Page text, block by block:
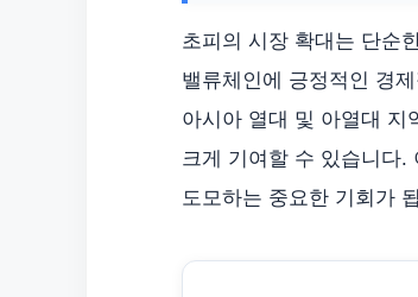
초피의 시장 확대는 단순
밸류체인에 긍정적인 경
아시아 열대 및 아열대 지
크게 기여할 수 있습니다.
도모하는 중요한 기회가